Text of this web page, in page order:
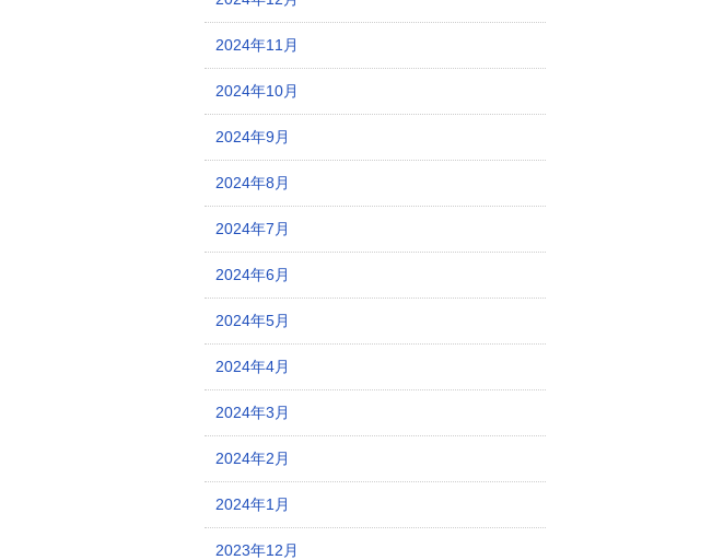
2024年11月
2024年10月
2024年9月
2024年8月
2024年7月
2024年6月
2024年5月
2024年4月
2024年3月
2024年2月
2024年1月
2023年12月